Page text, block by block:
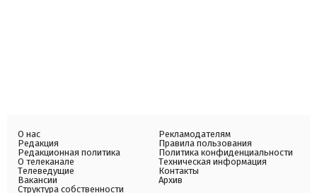
О нас
Редакция
Редакционная политика
О телеканале
Телеведущие
Вакансии
Структура собственности
Рекламодателям
Правила пользования
Политика конфиденциальности
Техническая информация
Контакты
Архив